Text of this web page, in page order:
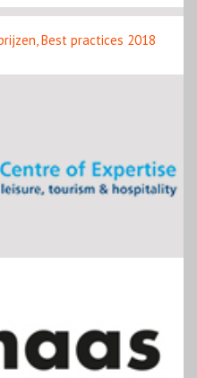
Best practices 2018